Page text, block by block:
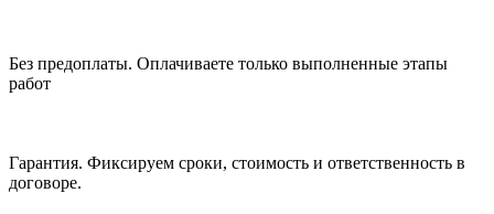
Без предоплаты. Оплачиваете только выполненные этапы
работ
Гарантия. Фиксируем сроки, стоимость и ответственность в
договоре.